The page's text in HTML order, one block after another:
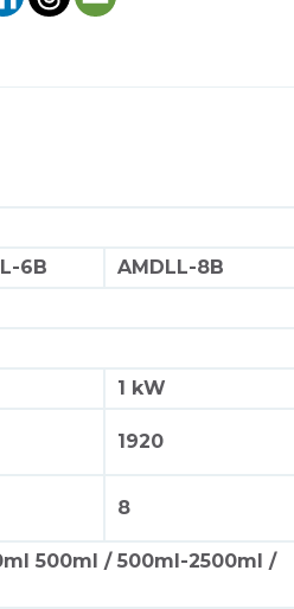
6B
AMDLL-8B
1 kW
1920
8
500ml / 500ml-2500ml /